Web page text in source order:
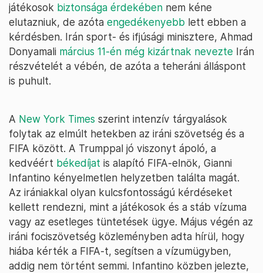
játékosok biztonsága érdekében nem kéne
elutazniuk, de azóta engedékenyebb lett ebben a
kérdésben. Irán sport- és ifjúsági minisztere, Ahmad
Donyamali március 11-én még kizártnak nevezte Irán
részvételét a vébén, de azóta a teheráni álláspont
is puhult.
A New York Times szerint intenzív tárgyalások
folytak az elmúlt hetekben az iráni szövetség és a
FIFA között. A Trumppal jó viszonyt ápoló, a
kedvéért békedíjat is alapító FIFA-elnök, Gianni
Infantino kényelmetlen helyzetben találta magát.
Az irániakkal olyan kulcsfontosságú kérdéseket
kellett rendezni, mint a játékosok és a stáb vízuma
vagy az esetleges tüntetések ügye. Május végén az
iráni fociszövetség közleményben adta hírül, hogy
hiába kérték a FIFA-t, segítsen a vízumügyben,
addig nem történt semmi. Infantino közben jelezte,